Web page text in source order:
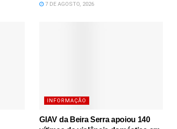
7 DE AGOSTO, 2026
INFORMAÇÃO
GIAV da Beira Serra apoiou 140